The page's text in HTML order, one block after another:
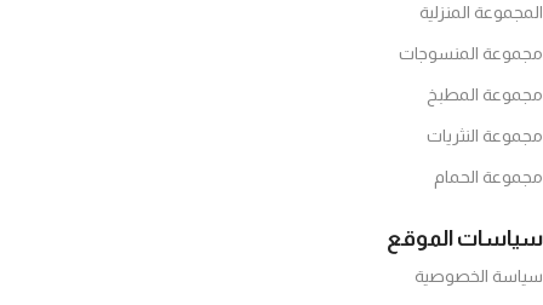
المجموعة المنزلية
مجموعة المنسوجات
مجموعة المطبخ
مجموعة النثريات
مجموعة الحمام
سياسات الموقع
سياسة الخصوصية